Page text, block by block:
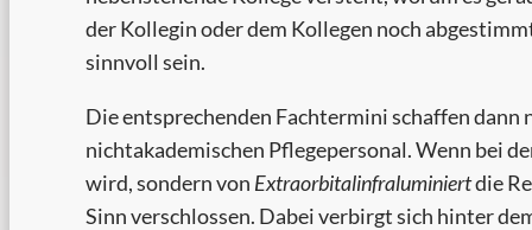
der Kollegin oder dem Kollegen noch
sinnvoll sein.
Die entsprechenden Fachtermini schaffen
nichtakademischen Pflegepersonal. Wenn bei
wird, sondern von Extraorbitalinfraluminiertdie
Sinn verschlossen. Dabei verbirgt sich hinter